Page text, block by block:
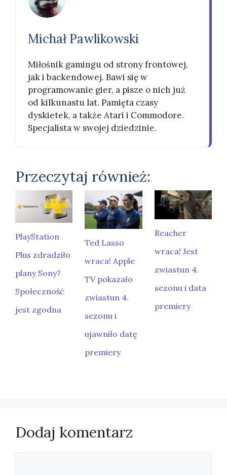
Michał Pawlikowski
Miłośnik gamingu od strony frontowej,
jak i backendowej. Bawi się w
programowanie gier, a pisze o nich już
od kilkunastu lat. Pamięta czasy
dyskietek, a także Atari i Commodore.
Specjalista w swojej dziedzinie.
Przeczytaj również:
PlayStation
Plus zdradziło
plany Sony?
Społeczność
jest zgodna
Ted Lasso
wraca! Apple
TV pokazało
zwiastun 4.
sezonu i
ujawniło datę
premiery
Reacher
wraca! Jest
zwiastun 4.
sezonu i data
premiery
Dodaj komentarz